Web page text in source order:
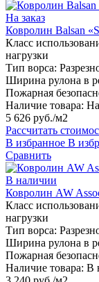
На заказ
Ковролин Balsan
Класс
нагрузки
Тип ворса:
Ширина рулона в
Пожарная
Наличие товара: На
5 626 руб./м2
Рассчитать
В избранное В
Сравнить
В наличии
Ковролин AW
Класс
нагрузки
Тип ворса:
Ширина рулона в
Пожарная
Наличие товара: В